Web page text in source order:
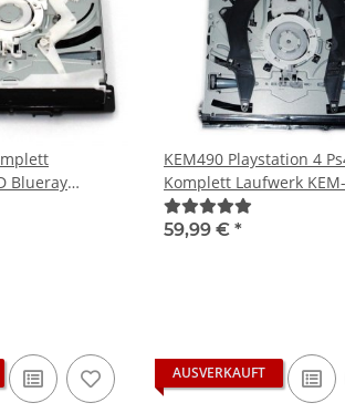
Blueray
KEM490 Playstation 4
Komplett Laufwerk KEM-
Laser 1215 (aka CUH-
Mainboard KEM 490
59,99 € *
AUSVERKAUFT